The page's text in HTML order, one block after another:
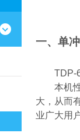
一、单
TDP-
本机
大，从而
业广大用